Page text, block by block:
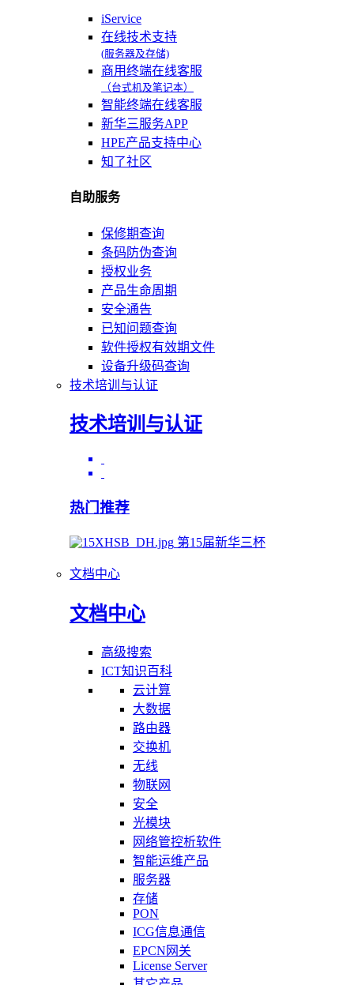
iService
在线技术支持
(服务器及存储)
商用终端在线客服
（台式机及笔记本）
智能终端在线客服
新华三服务APP
HPE产品支持中心
知了社区
自助服务
保修期查询
条码防伪查询
授权业务
产品生命周期
安全通告
已知问题查询
软件授权有效期文件
设备升级码查询
技术培训与认证
技术培训与认证
热门推荐
第15届新华三杯
文档中心
文档中心
高级搜索
ICT知识百科
云计算
大数据
路由器
交换机
无线
物联网
安全
光模块
网络管控析软件
智能运维产品
服务器
存储
PON
ICG信息通信
EPCN网关
License Server